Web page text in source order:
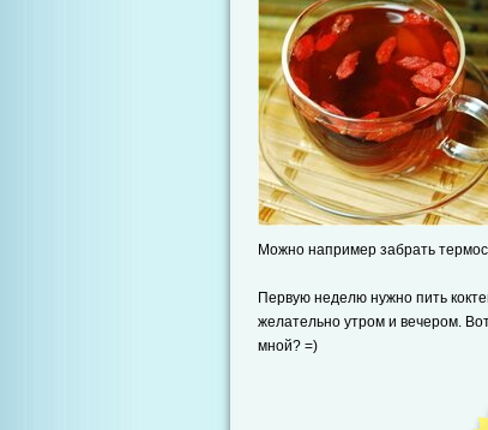
Можно например забрать
Первую неделю нужно пить
желательно утром и вечером.
мной? =)